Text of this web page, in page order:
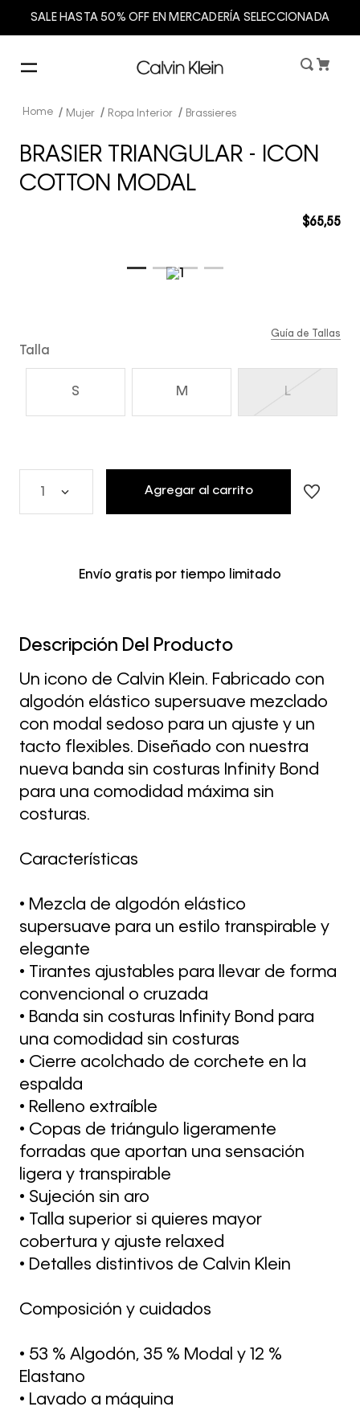
SALE HASTA 50% OFF EN MERCADERÍA SELECCIONADA
Mujer Ropa Interior Brassieres
BRASIER TRIANGULAR - ICON
COTTON MODAL
$65,55
Talla
S M L
Guía de Tallas
Agregar al carrito
Envío gratis por tiempo limitado
Descripción Del Producto
Un icono de Calvin Klein. Fabricado con
algodón elástico supersuave mezclado
con modal sedoso para un ajuste y un
tacto flexibles. Diseñado con nuestra
nueva banda sin costuras Infinity Bond
para una comodidad máxima sin
costuras.
Características
• Mezcla de algodón elástico
supersuave para un estilo transpirable y
elegante
• Tirantes ajustables para llevar de forma
convencional o cruzada
• Banda sin costuras Infinity Bond para
una comodidad sin costuras
• Cierre acolchado de corchete en la
espalda
• Relleno extraíble
• Copas de triángulo ligeramente
forradas que aportan una sensación
ligera y transpirable
• Sujeción sin aro
• Talla superior si quieres mayor
cobertura y ajuste relaxed
• Detalles distintivos de Calvin Klein
Composición y cuidados
• 53 % Algodón, 35 % Modal y 12 %
Elastano
• Lavado a máquina